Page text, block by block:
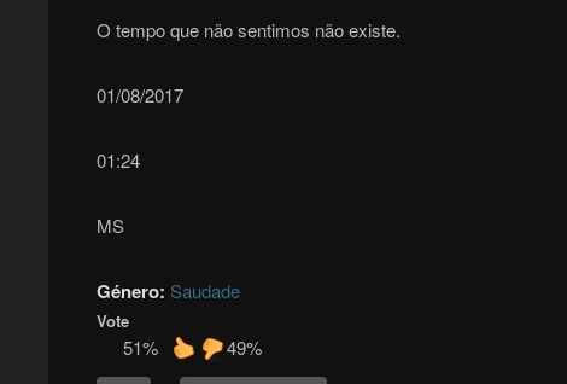
O tempo que não sentimos não existe.
01/08/2017
01:24
MS
Género: Saudade
Vote
51%
49%